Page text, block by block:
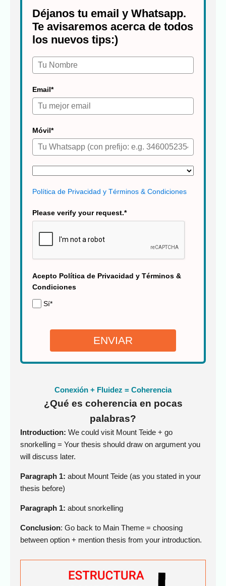
Déjanos tu email y Whatsapp.
Te avisaremos acerca de todos
los nuevos tips:)
Email*
Móvil*
Política de Privacidad y Términos & Condiciones
Please verify your request.*
Acepto Política de Privacidad y Términos &
Condiciones
Sí*
ENVIAR
Conexión + Fluidez = Coherencia
¿Qué es coherencia en pocas
palabras?
Introduction: We could visit Mount Teide + go
snorkelling = Your thesis should draw on argument you
will discuss later.
Paragraph 1: about Mount Teide (as you stated in your
thesis before)
Paragraph 1: about snorkelling
Conclusion: Go back to Main Theme = choosing
between option + mention thesis from your introduction.